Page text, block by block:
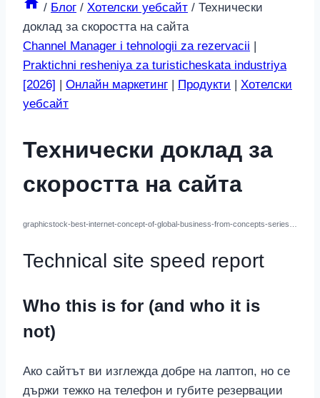
/ Блог / Хотелски уебсайт / Технически
доклад за скоростта на сайта
Channel Manager i tehnologii za rezervacii
Praktichni resheniya za turisticheskata industriya
[2026]
Онлайн маркетинг Продукти
Хотелски
уебсайт
Технически доклад за
скоростта на сайта
Technical site speed report
Who this is for (and who it is
not)
Ако сайтът ви изглежда добре на лаптоп, но се
държи тежко на телефон и губите резервации